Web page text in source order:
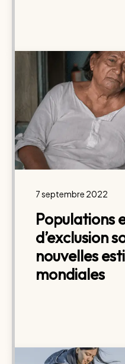
7 septembre 2022
Populations
d’exclusion
nouvelles
mondiales